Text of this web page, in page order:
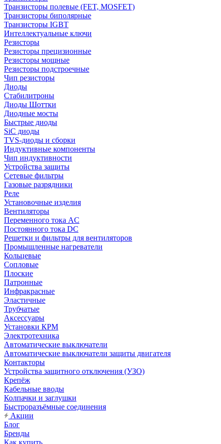
Транзисторы полевые (FET, MOSFET)
Транзисторы биполярные
Транзисторы IGBT
Интеллектуальные ключи
Резисторы
Резисторы прецизионные
Резисторы мощные
Резисторы подстроечные
Чип резисторы
Диоды
Стабилитроны
Диоды Шоттки
Диодные мосты
Быстрые диоды
SiC диоды
TVS-диоды и сборки
Индуктивные компоненты
Чип индуктивности
Устройства защиты
Сетевые фильтры
Газовые разрядники
Реле
Установочные изделия
Вентиляторы
Переменного тока AC
Постоянного тока DC
Решетки и фильтры для вентиляторов
Промышленные нагреватели
Кольцевые
Сопловые
Плоские
Патронные
Инфракрасные
Эластичные
Трубчатые
Аксессуары
Установки КРМ
Электротехника
Автоматические выключатели
Автоматические выключатели защиты двигателя
Контакторы
Устройства защитного отключения (УЗО)
Крепёж
Кабельные вводы
Колпачки и заглушки
Быстроразъёмные соединения
Акции
Блог
Бренды
Как купить